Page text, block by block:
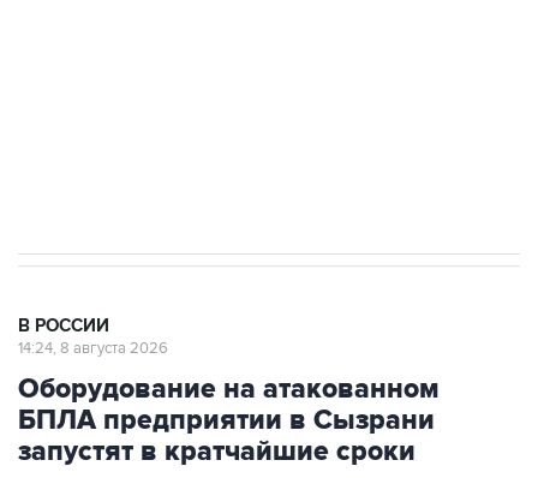
Оборудование на атакованном
БПЛА предприятии в Сызрани
запустят в кратчайшие сроки
Москва. 8 августа. INTERFAX.RU -